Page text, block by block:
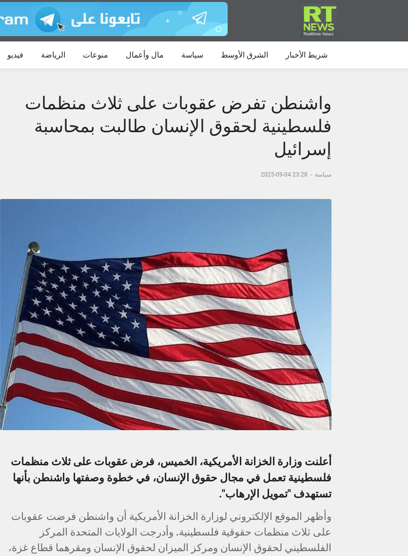
شريط الأخبار الشرق الأوسط سياسة مال وأعمال منوعات الرياضة فيديو
واشنطن تفرض عقوبات على ثلاث منظمات
فلسطينية لحقوق الإنسان طالبت بمحاسبة
إسرائيل
سياسة -
23:28 04-09-2025
أعلنت وزارة الخزانة الأمريكية، الخميس، فرض عقوبات على ثلاث منظمات
فلسطينية تعمل في مجال حقوق الإنسان، في خطوة وصفتها واشنطن بأنها
تستهدف "تمويل الإرهاب".
وأظهر الموقع الإلكتروني لوزارة الخزانة الأمريكية أن واشنطن فرضت عقوبات
على ثلاث منظمات حقوقية فلسطينية. وأدرجت الولايات المتحدة المركز
الفلسطيني لحقوق الإنسان ومركز الميزان لحقوق الإنسان ومقرهما قطاع غزة،